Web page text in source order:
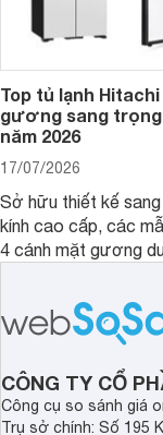
Top tủ lạnh
gương sang trọng
năm 2026
17/07/2026
Sở hữu thiết kế
kính cao cấp, các
4 cánh mặt gương
công nghệ bảo quản
tốt nhu cầu lưu trữ
CÔNG TY CỔ
Công cụ so sánh giá
Trụ sở chính: Số 195